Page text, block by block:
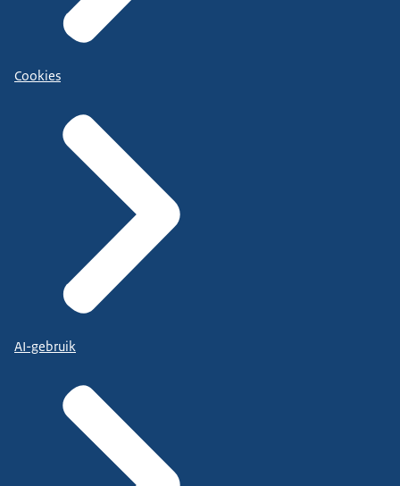
Cookies
AI-gebruik